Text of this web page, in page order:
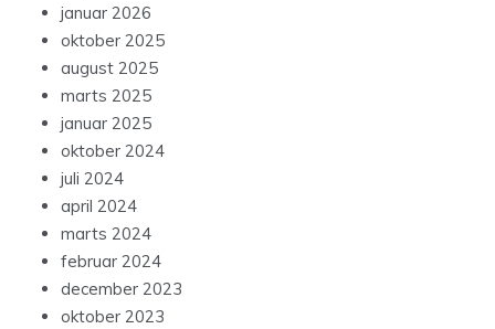
januar 2026
oktober 2025
august 2025
marts 2025
januar 2025
oktober 2024
juli 2024
april 2024
marts 2024
februar 2024
december 2023
oktober 2023